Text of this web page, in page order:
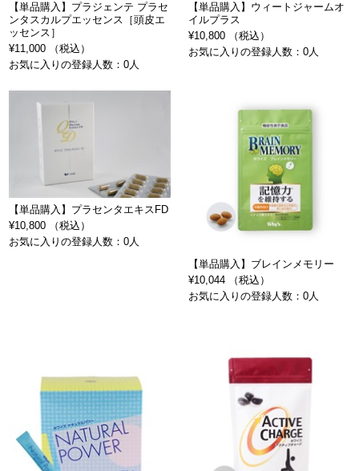
【単品購入】プラジェンテ プラセ
ンタスカルプエッセンス［頭皮エ
ッセンス］
¥11,000 （税込）
お気に入りの登録人数：0人
【単品購入】ウィートジャームオ
イルプラス
¥10,800 （税込）
お気に入りの登録人数：0人
【単品購入】プラセンタエキスFD
¥10,800 （税込）
お気に入りの登録人数：0人
【単品購入】ブレインメモリー
¥10,044 （税込）
お気に入りの登録人数：0人